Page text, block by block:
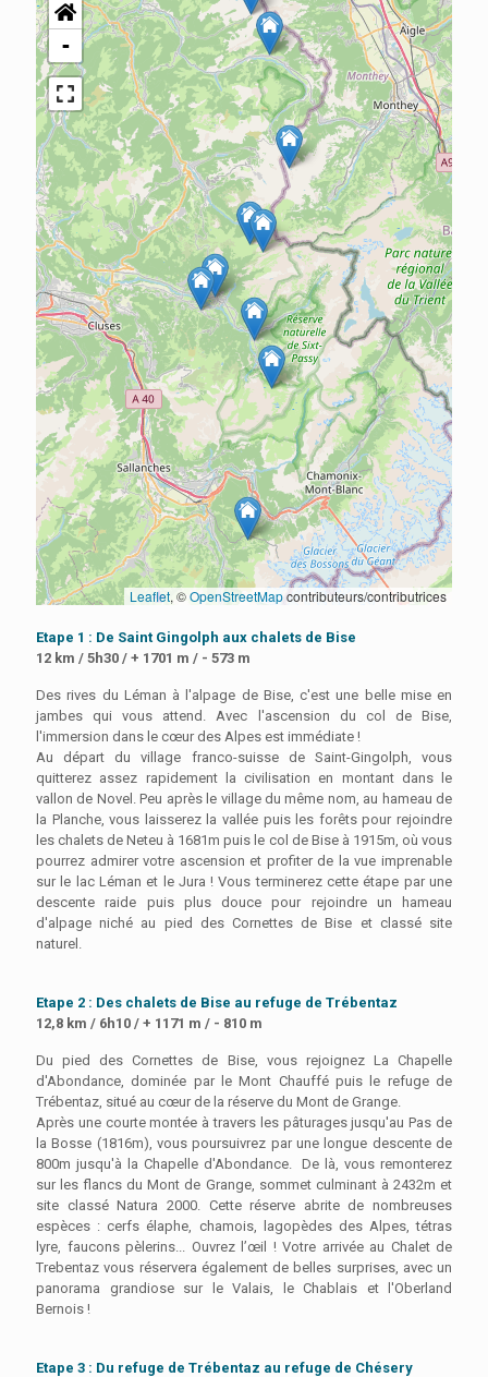
-
Leaflet, ©OpenStreetMapcontributeurs/contributrices
Etape 1 : De Saint Gingolph aux chalets de Bise
12 km / 5h30 / + 1701 m / - 573 m
Des rives du Léman à l'alpage de Bise, c'est une belle mise en
jambes qui vous attend. Avec l'ascension du col de Bise,
l'immersion dans le cœur des Alpes est immédiate !
Au départ du village franco-suisse de Saint-Gingolph, vous
quitterez assez rapidement la civilisation en montant dans le
vallon de Novel. Peu après le village du même nom, au hameau de
la Planche, vous laisserez la vallée puis les forêts pour rejoindre
les chalets de Neteu à 1681m puis le col de Bise à 1915m, où vous
pourrez admirer votre ascension et profiter de la vue imprenable
sur le lac Léman et le Jura ! Vous terminerez cette étape par une
descente raide puis plus douce pour rejoindre un hameau
d'alpage niché au pied des Cornettes de Bise et classé site
naturel.
Etape 2 : Des chalets de Bise au refuge de Trébentaz
12,8 km / 6h10 / + 1171 m / - 810 m
Du pied des Cornettes de Bise, vous rejoignez La Chapelle
d'Abondance, dominée par le Mont Chauffé puis le refuge de
Trébentaz, situé au cœur de la réserve du Mont de Grange.
Après une courte montée à travers les pâturages jusqu'au Pas de
la Bosse (1816m), vous poursuivrez par une longue descente de
800m jusqu'à la Chapelle d'Abondance. De là, vous remonterez
sur les flancs du Mont de Grange, sommet culminant à 2432m et
site classé Natura 2000. Cette réserve abrite de nombreuses
espèces : cerfs élaphe, chamois, lagopèdes des Alpes, tétras
lyre, faucons pèlerins... Ouvrez l’œil ! Votre arrivée au Chalet de
Trebentaz vous réservera également de belles surprises, avec un
panorama grandiose sur le Valais, le Chablais et l'Oberland
Bernois !
Etape 3 : Du refuge de Trébentaz au refuge de Chésery